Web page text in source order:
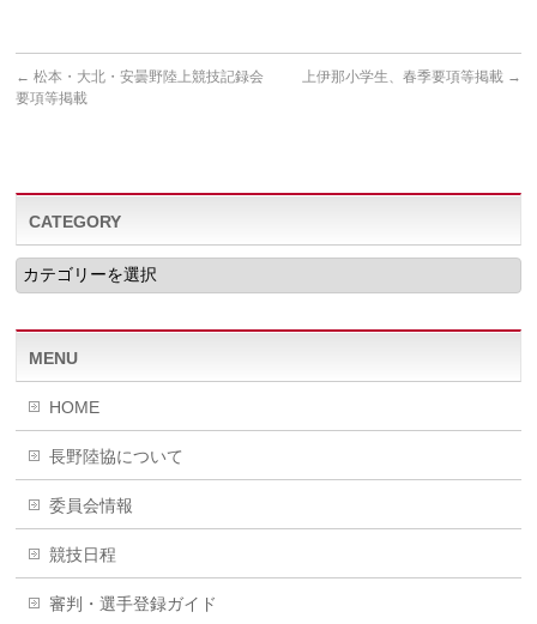
← 松本・⼤北・安曇野陸上競技記録会
要項等掲載
上伊那小学生、春季要項等掲載 →
CATEGORY
CATEGORY
MENU
HOME
長野陸協について
委員会情報
競技日程
審判・選手登録ガイド